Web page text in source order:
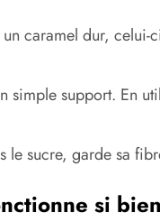
caramel dur, celui-
simple support. En
le sucre, garde sa
si